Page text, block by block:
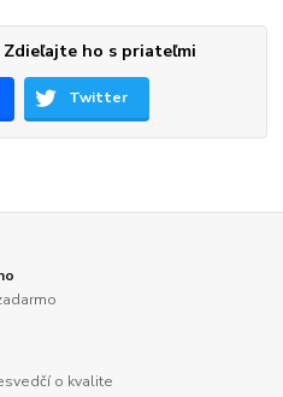
Zdieľajte ho s priateľmi
Twitter
o kvalite